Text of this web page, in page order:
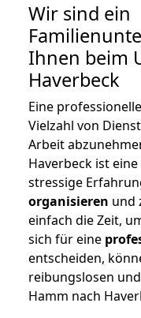
Wir sind ein
Ihnen beim
Haverbeck
Eine professionelle
Vielzahl von
Arbeit
Haverbeck ist
stressige
organisieren und
einfach die Zeit,
sich für eine
entscheiden,
reibungslosen
Hamm nach